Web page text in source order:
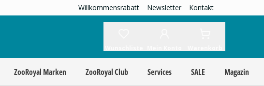
Willkommensrabatt Newsletter Kontakt
ZooRoyal Marken ZooRoyal Club Services SALE Magazin